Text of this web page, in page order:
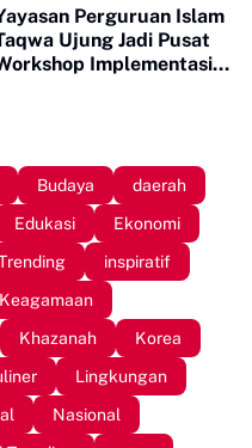
Perguruan Islam
Ujung Jadi Pusat
Implementasi
Budaya
daerah
Edukasi
Ekonomi
inspiratif
Keagamaan
Khazanah
Korea
Lingkungan
Nasional